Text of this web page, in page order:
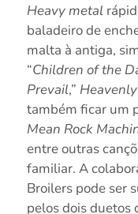
Heavy metal
baladeiro de
malta à antiga,
“Children of the
Prevail,”
também ficar um
Mean Rock
entre outras
familiar. A
Broilers pode ser
pelos dois duetos